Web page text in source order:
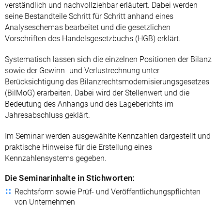
verständlich und nachvollziehbar erläutert. Dabei werden
seine Bestandteile Schritt für Schritt anhand eines
Analyseschemas bearbeitet und die gesetzlichen
Vorschriften des Handelsgesetzbuchs (HGB) erklärt.
Systematisch lassen sich die einzelnen Positionen der Bilanz
sowie der Gewinn- und Verlustrechnung unter
Berücksichtigung des Bilanzrechtsmodernisierungsgesetzes
(BilMoG) erarbeiten. Dabei wird der Stellenwert und die
Bedeutung des Anhangs und des Lageberichts im
Jahresabschluss geklärt.
Im Seminar werden ausgewählte Kennzahlen dargestellt und
praktische Hinweise für die Erstellung eines
Kennzahlensystems gegeben.
Die Seminarinhalte in Stichworten:
Rechtsform sowie Prüf- und Veröffentlichungspflichten
von Unternehmen